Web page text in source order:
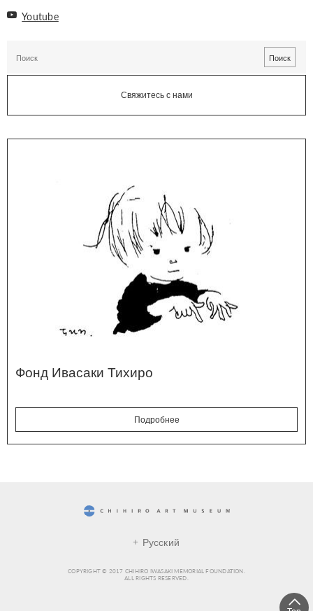
Youtube
Свяжитесь с нами
Фонд Ивасаки Тихиро
Подробнее
Русский
COPYRIGHT © 2017 CHIHIRO IWASAKI MEMORIAL FOUNDATION.
ALL RIGHTS RESERVED.